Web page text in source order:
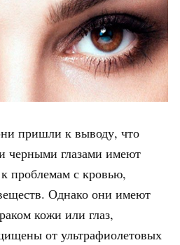
пришли к выводу, что
черными глазами имеют
проблемам с кровью,
Однако они имеют
кожи или глаз,
от ультрафиолетовых